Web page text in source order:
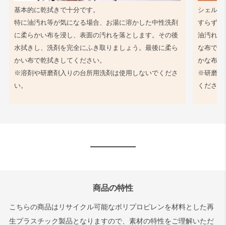
基本的に乾拭きで十分です。
特に油汚れ等が気になる場合、お湯に溶かした中性洗剤
に柔らかい布を浸し、表面の汚れを落とします。その後
水拭きし、洗剤を完全にふき取りましょう。最後に柔ら
かい布で乾拭きしてください。
※溶剤や研磨剤入りの台所用洗剤は使用しないでくださ
い。
シェル同
すらず、
油汚れ等
な布で軽
かな布で
※研磨剤
ください
商品の特性
こちらの商品はリサイクル可能なポリプロピレンを材料とした再
生プラスチック製品となりますので、素材の特性をご理解いただ